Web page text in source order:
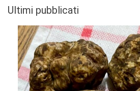
Ultimi pubblicati